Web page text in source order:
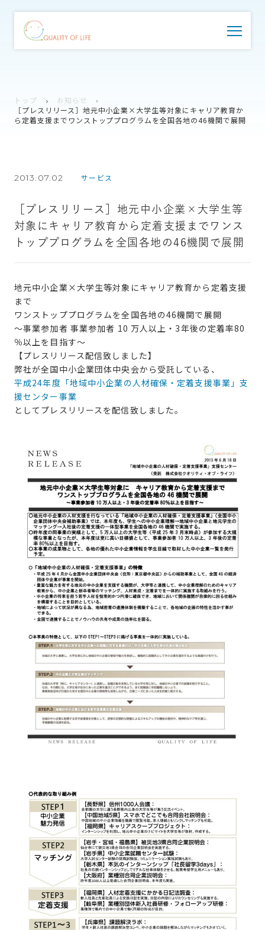
トップ
お知らせ
［プレスリリース］地元中小企業×大学生等対象にキャリア教育か
ら定着支援までワンストッププログラムを全国各地の46機関で展開
2013.07.02 サービス
［プレスリリース］地元中小企業×大学生等
対象にキャリア教育から定着支援までワンス
トッププログラムを全国各地の46機関で展開
地元中小企業×大学生等対象にキャリア教育から定着支援
まで
ワンストッププログラムを全国各地の46機関で展開
～事業参加者 事業参加者 10 万人以上・3年後の定着率80
％以上を目指す～
【プレスリリース配信致しました】
弊社が全国中小企業団体中央会から受託している、
平成24年度「地域中小企業の人材確保・定着支援事業」支
援センター事業
としてプレスリリースを配信致しました。